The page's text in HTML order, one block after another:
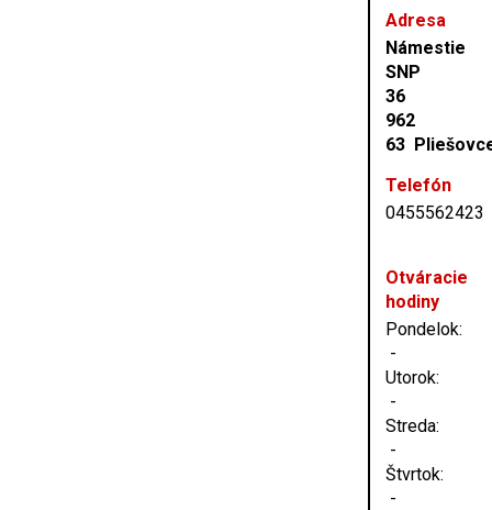
Adresa
Námestie
SNP
36
962
63
Telefón
0455562423
Otváracie
hodiny
Pondelok:
-
Utorok:
-
Streda:
-
Štvrtok:
-